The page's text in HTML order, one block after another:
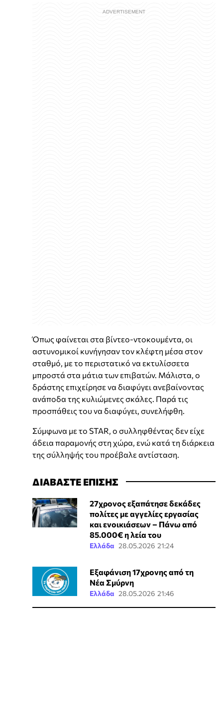
Όπως φαίνεται στα βίντεο-ντοκουμέντα, οι
αστυνομικοί κυνήγησαν τον κλέφτη μέσα στον
σταθμό, με το περιστατικό να εκτυλίσσετα
μπροστά στα μάτια των επιβατών. Μάλιστα, ο
δράστης επιχείρησε να διαφύγει ανεβαίνοντας
ανάποδα της κυλιώμενες σκάλες. Παρά τις
προσπάθεις του να διαφύγει, συνελήφθη.
Σύμφωνα με το STAR, ο συλληφθέντας δεν είχε
άδεια παραμονής στη χώρα, ενώ κατά τη διάρκεια
της σύλληψής του προέβαλε αντίσταση.
ΔΙΑΒΑΣΤΕ ΕΠΙΣΗΣ
27χρονος εξαπάτησε δεκάδες
πολίτες με αγγελίες εργασίας
και ενοικιάσεων – Πάνω από
85.000€ η λεία του
Ελλάδα 28.05.2026 21:24
Εξαφάνιση 17χρονης από τη
Νέα Σμύρνη
Ελλάδα 28.05.2026 21:46